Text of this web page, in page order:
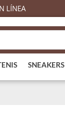
LÍNEA
SNEAKERS